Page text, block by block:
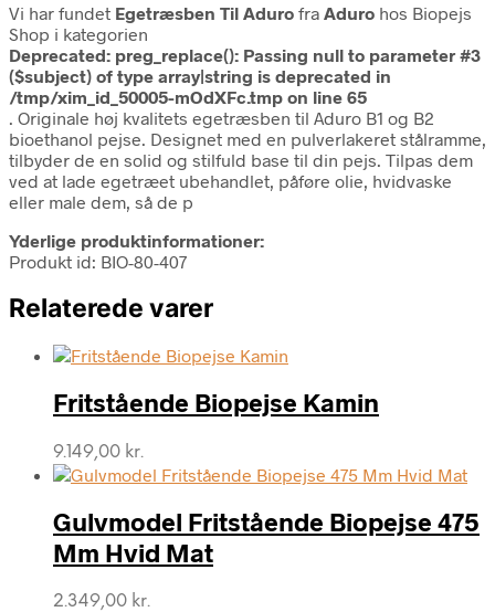
Vi har fundet Egetræsben Til Aduro fra Aduro hos Biopejs
Shop i kategorien
Deprecated: preg_replace(): Passing null to parameter #3
($subject) of type array|string is deprecated in
/tmp/xim_id_50005-mOdXFc.tmp on line 65
. Originale høj kvalitets egetræsben til Aduro B1 og B2
bioethanol pejse. Designet med en pulverlakeret stålramme,
tilbyder de en solid og stilfuld base til din pejs. Tilpas dem
ved at lade egetræet ubehandlet, påføre olie, hvidvaske
eller male dem, så de p
Yderlige produktinformationer:
Produkt id: BIO-80-407
Relaterede varer
Fritstående Biopejse Kamin
9.149,00 kr.
Gulvmodel Fritstående Biopejse 475
Mm Hvid Mat
2.349,00 kr.